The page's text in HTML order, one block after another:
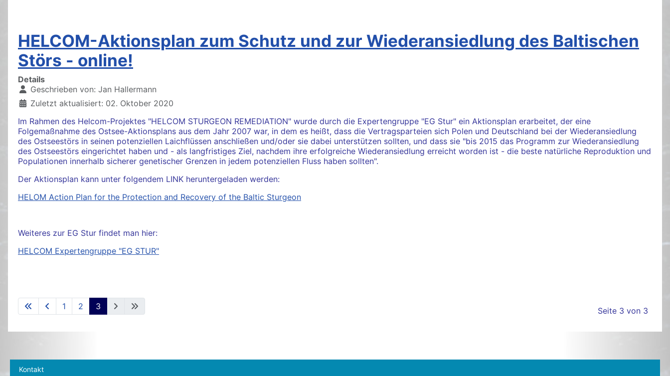
HELCOM-Aktionsplan zum Schutz und zur Wiederansiedlung des Baltischen
Störs - online!
Details
Geschrieben von: Jan Hallermann
Zuletzt aktualisiert: 02. Oktober 2020
Im Rahmen des Helcom-Projektes "HELCOM STURGEON REMEDIATION" wurde durch die Expertengruppe "EG Stur" ein Aktionsplan erarbeitet, der eine
Folgemaßnahme des Ostsee-Aktionsplans aus dem Jahr 2007 war, in dem es heißt, dass die Vertragsparteien sich Polen und Deutschland bei der Wiederansiedlung
des Ostseestörs in seinen potenziellen Laichflüssen anschließen und/oder sie dabei unterstützen sollten, und dass sie "bis 2015 das Programm zur Wiederansiedlung
des Ostseestörs eingerichtet haben und - als langfristiges Ziel, nachdem ihre erfolgreiche Wiederansiedlung erreicht worden ist - die beste natürliche Reproduktion und
Populationen innerhalb sicherer genetischer Grenzen in jedem potenziellen Fluss haben sollten".
Der Aktionsplan kann unter folgendem LINK heruntergeladen werden:
HELOM Action Plan for the Protection and Recovery of the Baltic Sturgeon
Weiteres zur EG Stur findet man hier:
HELCOM Expertengruppe "EG STUR"
Seite 3 von 3
1 2 3
Kontakt